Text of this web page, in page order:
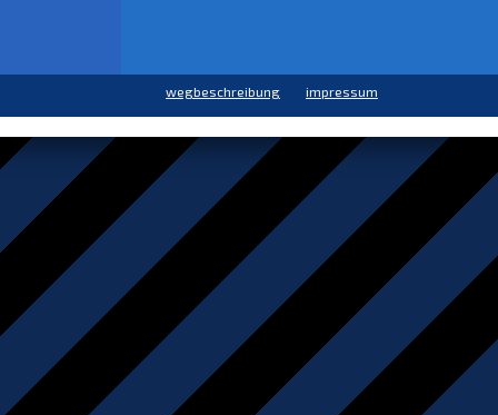
wegbeschreibung impressum